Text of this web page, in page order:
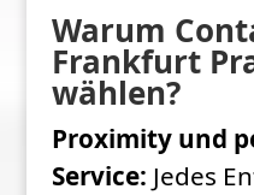
Warum
Frankfurt
wählen?
Proximity und
Service: Jedes